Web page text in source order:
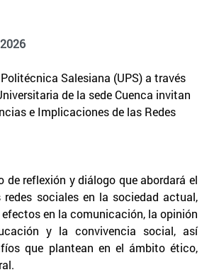
Salesiana (UPS) a través
de la sede Cuenca invitan
e Implicaciones de las Redes
de reflexión y diálogo que abordará el
sociales en la sociedad actual,
en la comunicación, la opinión
y la convivencia social, así
que plantean en el ámbito ético,